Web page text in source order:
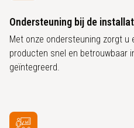
Ondersteuning bij de
Met onze ondersteuning zorgt u
producten snel en betrouwbaar
geïntegreerd.